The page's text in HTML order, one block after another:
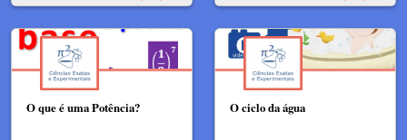
O que é uma Potência? O ciclo da água